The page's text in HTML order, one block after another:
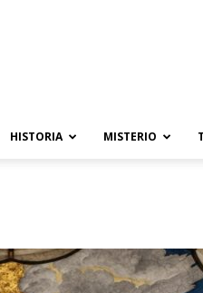
HISTORIA MISTERIO